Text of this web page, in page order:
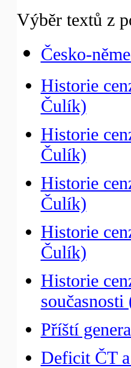
Výběr textů z
Česko-
Historie
Čulík)
Historie
Čulík)
Historie
Čulík)
Historie
Čulík)
Historie
Příští
Deficit ČT